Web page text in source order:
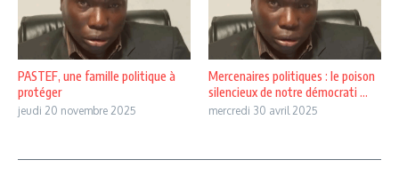
PASTEF, une famille politique à
protéger
jeudi 20 novembre 2025
Mercenaires politiques : le poison
silencieux de notre démocrati ...
mercredi 30 avril 2025